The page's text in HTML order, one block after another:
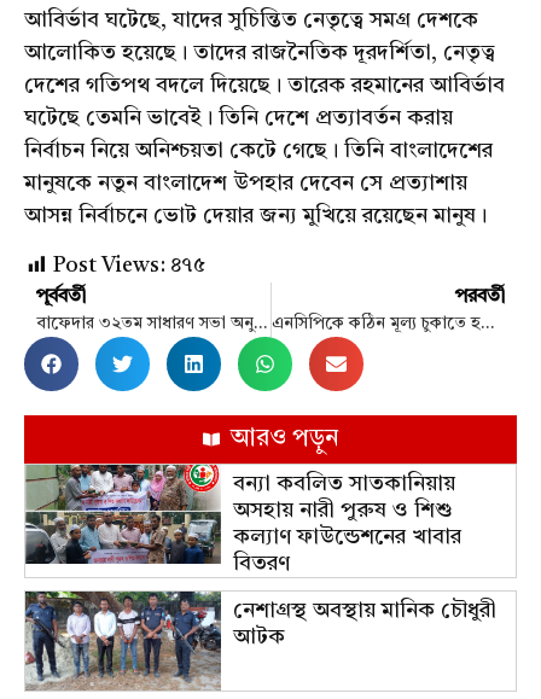
আবির্ভাব ঘটেছে, যাদের সুচিন্তিত নেতৃত্বে সমগ্র দেশকে
আলোকিত হয়েছে। তাদের রাজনৈতিক দূরদর্শিতা, নেতৃত্ব
দেশের গতিপথ বদলে দিয়েছে। তারেক রহমানের আবির্ভাব
ঘটেছে তেমনি ভাবেই। তিনি দেশে প্রত্যাবর্তন করায়
নির্বাচন নিয়ে অনিশ্চয়তা কেটে গেছে। তিনি বাংলাদেশের
মানুষকে নতুন বাংলাদেশ উপহার দেবেন সে প্রত্যাশায়
আসন্ন নির্বাচনে ভোট দেয়ার জন্য মুখিয়ে রয়েছেন মানুষ।
Post Views: ৪৭৫
পূর্ববর্তী
বাফেদার ৩২তম সাধারণ সভা অনুষ্ঠিত
পরবর্তী
এনসিপিকে কঠিন মূল্য চুকাতে হবে: সামান্তা শারমিন
আরও পড়ুন
বন্যা কবলিত সাতকানিয়ায়
অসহায় নারী পুরুষ ও শিশু
কল্যাণ ফাউন্ডেশনের খাবার
বিতরণ
নেশাগ্রস্থ অবস্থায় মানিক চৌধুরী
আটক